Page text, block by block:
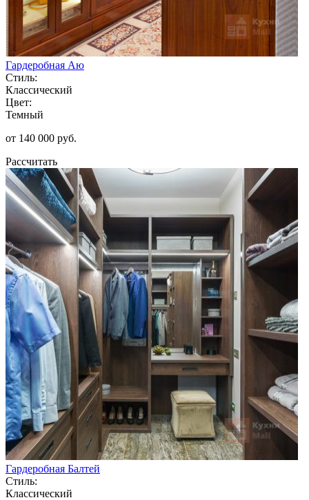
Гардеробная Аю
Стиль:
Классический
Цвет:
Темный
от 140 000 руб.
Рассчитать
Гардеробная Балтей
Стиль:
Классический